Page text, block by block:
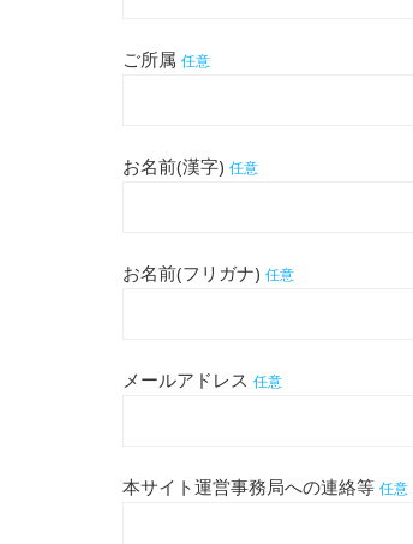
ご所属 任意
お名前(漢字) 任意
お名前(フリガナ) 任意
メールアドレス 任意
本サイト運営事務局への連絡等 任意